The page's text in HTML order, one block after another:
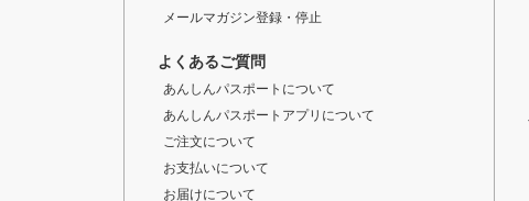
メールマガジン登録・停止
よくあるご質問
あんしんパスポートについて
あんしんパスポートアプリについて
ご注文について
お支払いについて
お届けについて